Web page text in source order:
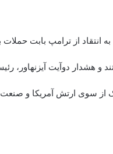
انتقاد از ترامپ بابت
و هشدار دوآیت آیزنهاور،
مشترک از سوی ارتش